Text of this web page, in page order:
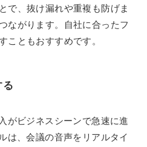
で、抜け漏れや重複も防げま
ながります。自社に合ったフ
こともおすすめです。
る
がビジネスシーンで急速に進
は、会議の音声をリアルタイ